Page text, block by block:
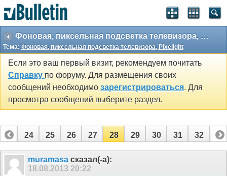
Фоновая, пиксельная подсветка телевизора, Pixelight
Тема: Фоновая, пиксельная подсветка телевизора, Pixelight
Если это ваш первый визит, рекомендуем почитать
Справку по форуму. Для размещения своих
сообщений необходимо зарегистрироваться. Для
просмотра сообщений выберите раздел.
23 24 25 26 27 28 29 30 31 32 33
43 muramasa сказал(-а):
18.08.2013 20:22